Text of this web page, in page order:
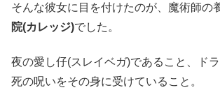
そんな彼女に目を付けたのが、魔術師の
院(カレッジ)でした。
夜の愛し仔(スレイベガ)であること、ド
死の呪いをその身に受けていること。